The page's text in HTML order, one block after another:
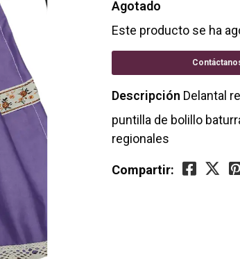
Agotado
Este producto se ha
Descripción Delantal
puntilla de bolillo
regionales
Compartir: